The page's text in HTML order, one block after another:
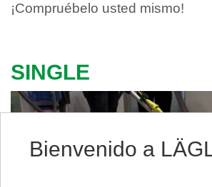
¡Compruébelo usted mismo!
SINGLE
Bienvenido a